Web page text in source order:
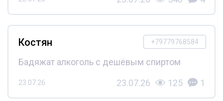
+79779768584
Костян
Бадяжат алкоголь с дешёвым спиртом
23.07.26 23.07.26 125 1